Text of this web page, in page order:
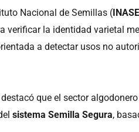
Nacional de Semillas (
verificar la identidad varietal
a detectar usos no
destacó que el sector
sistema Semilla Segura,